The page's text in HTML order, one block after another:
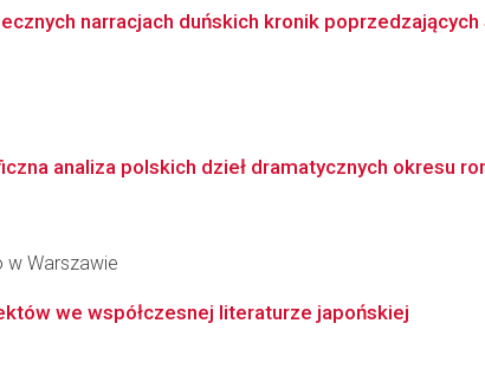
narracjach duńskich kronik poprzedzających
analiza polskich dzieł dramatycznych okresu
w Warszawie
we współczesnej literaturze japońskiej